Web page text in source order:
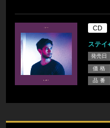
CD
ステイ
発売日
価 格
品 番